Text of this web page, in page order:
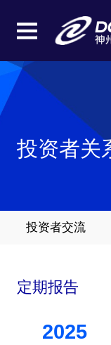
投资者关
投资者交流
定期报告
2025